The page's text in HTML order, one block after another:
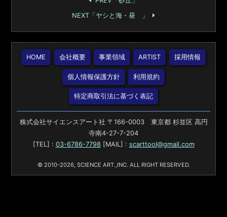
NEXT「ヤシと海・昼 」
HOME 会社概要 事業領域 ARTIST 採用情報
個人情報保護方針 利用規約
特定商取引法に基づく表記
株式会社サイエンスアート社 〒166-0003 東京都 杉並区 高円
寺南4-27-7-204
[TEL] : 03-6786-7798 [MAIL] : scarttool@gmail.com
© 2010-2026, SCIENCE ART.,INC. ALL RIGHT RESERVED.